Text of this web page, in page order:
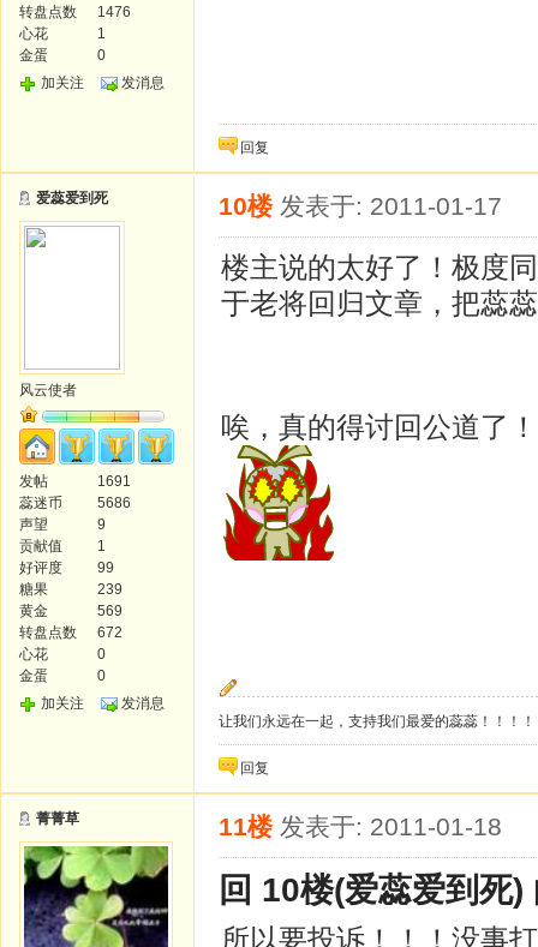
转盘点数
1476
心花
1
金蛋
0
加关注
发消息
回复
爱蕊爱到死
风云使者
发帖
1691
蕊迷币
5686
声望
9
贡献值
1
好评度
99
糖果
239
黄金
569
转盘点数
672
心花
0
金蛋
0
加关注
发消息
10楼 发表于: 2011-01-17
楼主说的太好了！极度
于老将回归文章，把蕊
唉，真的得讨回公道了
让我们永远在一起，支持我们最爱的蕊蕊！！！
回复
菁菁草 11楼 发表于: 2011-01-18
回 10楼(爱蕊爱到死)
所以要投诉！！！没事